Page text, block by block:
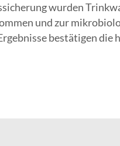
wurden
und zur
bestätigen